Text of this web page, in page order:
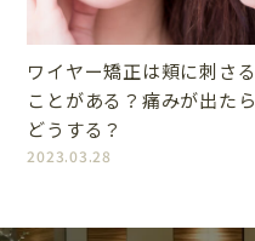
ワイヤー矯正は頬に刺さる
ことがある？痛みが出たら
どうする？
2023.03.28